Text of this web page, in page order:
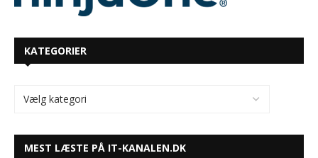
KATEGORIER
MEST LÆSTE PÅ IT-KANALEN.DK